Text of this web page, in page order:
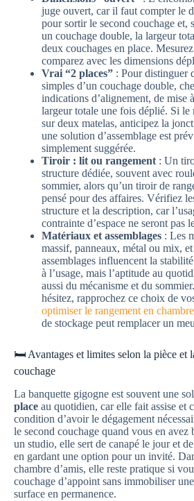
juge ouvert, car il faut compter le
pour sortir le second couchage et,
un couchage double, la largeur
deux couchages en place.
comparez avec les dimensions
Vrai “2 places” : Pour distinguer
simples d’un couchage double,
indications d’alignement, de mise
largeur totale une fois déplié. Si le
sur deux matelas, anticipez la
une solution d’assemblage est
simplement suggérée.
Tiroir : lit ou rangement: Un
structure dédiée, souvent avec
sommier, alors qu’un tiroir de
pensé pour des affaires. Vérifiez
structure et la description, car
contrainte d’espace ne seront pas
Matériaux et assemblages : Les
massif, panneaux, métal ou mix,
assemblages influencent la
à l’usage, mais l’aptitude au
aussi du mécanisme et du
hésitez, rapprochez ce choix de
optimiser le rangement en chambre
de stockage peut remplacer un
🛏️ Avantages et limites selon la pièce et
couchage
La banquette gigogne est souvent une
place au quotidien, car elle fait assise et
condition d’avoir le dégagement
le second couchage quand vous en avez
un studio, elle sert de canapé le jour et
en gardant une option pour un invité.
chambre d’amis, elle reste pratique si
couchage d’appoint sans immobiliser
surface en permanence.